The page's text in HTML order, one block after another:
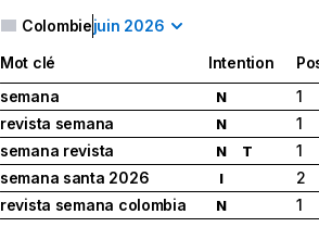
Colombiejuin 2026
Mot clé Intention
semana
N
1
revista semana
N
1
semana revista
N T
1
semana santa 2026
I
2
revista semana colombia
N 1